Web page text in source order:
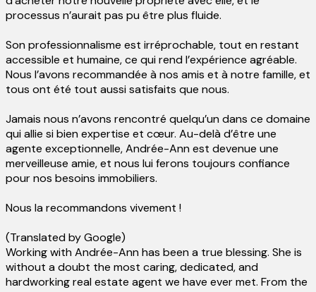
processus n’aurait pas pu être plus fluide.
Son professionnalisme est irréprochable, tout en restant
accessible et humaine, ce qui rend l’expérience agréable.
Nous l’avons recommandée à nos amis et à notre famille, et
tous ont été tout aussi satisfaits que nous.
Jamais nous n’avons rencontré quelqu’un dans ce domaine
qui allie si bien expertise et cœur. Au-delà d’être une
agente exceptionnelle, Andrée-Ann est devenue une
merveilleuse amie, et nous lui ferons toujours confiance
pour nos besoins immobiliers.
Nous la recommandons vivement !
(Translated by Google)
Working with Andrée-Ann has been a true blessing. She is
without a doubt the most caring, dedicated, and
hardworking real estate agent we have ever met. From the